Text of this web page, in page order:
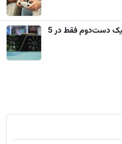
آموزش تست سلامت کارت گرافیک دست‌دوم فقط در 5